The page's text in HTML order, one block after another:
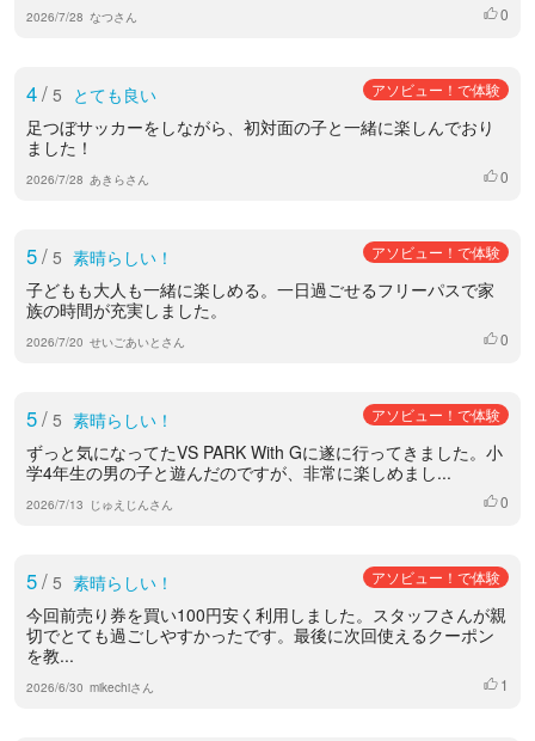
2026/7/28 なつさん いいね
0
4/ 5 とても良い アソビュー！で体験
足つぼサッカーをしながら、初対面の子と一緒に楽しんでおり
ました！
2026/7/28 あきらさん いいね
0
5/ 5 素晴らしい！ アソビュー！で体験
子どもも大人も一緒に楽しめる。一日過ごせるフリーパスで家
族の時間が充実しました。
2026/7/20 せいごあいとさん いいね
0
5/ 5 素晴らしい！ アソビュー！で体験
ずっと気になってたVS PARK With Gに遂に行ってきました。小
学4年生の男の子と遊んだのですが、非常に楽しめまし...
2026/7/13 じゅえじんさん いいね
0
5/ 5 素晴らしい！ アソビュー！で体験
今回前売り券を買い100円安く利用しました。スタッフさんが親
切でとても過ごしやすかったです。最後に次回使えるクーポン
を教...
2026/6/30 mikechiさん いいね
1